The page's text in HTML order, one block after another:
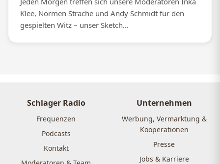
Klee, Normen Sträche und Andy Schmidt für den
gespielten Witz – unser Sketch...
Schlager Radio
Frequenzen
Podcasts
Kontakt
Unternehmen
Werbung, Vermarktung &
Kooperationen
Presse
Jobs & Karriere